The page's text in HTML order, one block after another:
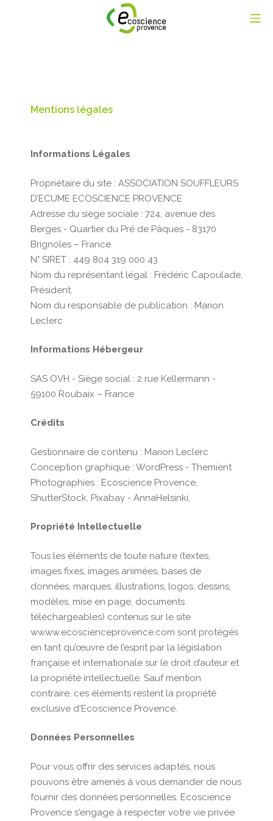
Mentions légales
Informations Légales
Propriétaire du site : ASSOCIATION SOUFFLEURS
D’ECUME ECOSCIENCE PROVENCE
Adresse du siège sociale : 724, avenue des
Berges - Quartier du Pré de Pâques - 83170
Brignoles – France
N° SIRET : 449 804 319 000 43
Nom du représentant légal : Frédéric Capoulade,
Président.
Nom du responsable de publication : Marion
Leclerc
Informations Hébergeur
SAS OVH - Siège social : 2 rue Kellermann -
59100 Roubaix – France
Crédits
Gestionnaire de contenu : Marion Leclerc
Conception graphique : WordPress - Themient
Photographies : Ecoscience Provence,
ShutterStock, Pixabay - AnnaHelsinki,
Propriété Intellectuelle
Tous les éléments de toute nature (textes,
images fixes, images animées, bases de
données, marques, illustrations, logos, dessins,
modèles, mise en page, documents
téléchargeables) contenus sur le site
wwww.ecoscienceprovence.com sont protégés
en tant qu’œuvre de l’esprit par la législation
française et internationale sur le droit d’auteur et
la propriété intellectuelle. Sauf mention
contraire, ces éléments restent la propriété
exclusive d'Ecoscience Provence.
Données Personnelles
Pour vous offrir des services adaptés, nous
pouvons être amenés à vous demander de nous
fournir des données personnelles. Ecoscience
Provence s'engage à respecter votre vie privée